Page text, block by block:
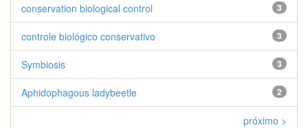
3
conservation biological control
3
controle biológico conservativo
3
Symbiosis
2
Aphidophagous ladybeetle
próximo >